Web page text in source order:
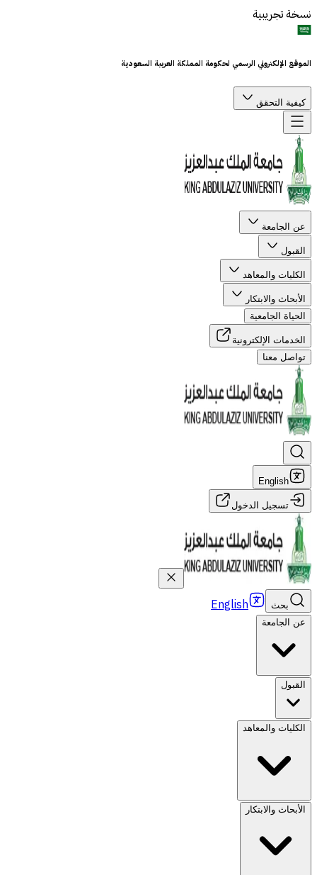
نسخة تجريبية
الموقع الإلكتروني الرسمي لحكومة المملكة العربية السعودية
كيفية التحقق
عن الجامعة
القبول
الكليات والمعاهد
الأبحاث والابتكار
الحياة الجامعية
الخدمات الإلكترونية
تواصل معنا
English
تسجيل الدخول
بحث English
عن الجامعة
القبول
الكليات والمعاهد
الأبحاث والابتكار